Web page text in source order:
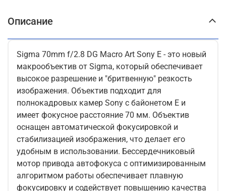
Описание
Sigma 70mm f/2.8 DG Macro Art Sony E - это новый
макрообъектив от Sigma, который обеспечивает
высокое разрешение и "бритвенную" резкость
изображения. Объектив подходит для
полнокадровых камер Sony с байонетом E и
имеет фокусное расстояние 70 мм. Объектив
оснащен автоматической фокусировкой и
стабилизацией изображения, что делает его
удобным в использовании. Бессердечниковый
мотор привода автофокуса с оптимизированным
алгоритмом работы обеспечивает плавную
фокусировку и содействует повышению качества